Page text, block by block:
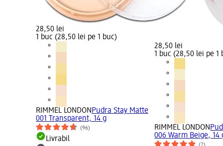
28,50 lei
1 buc (28,50 lei pe 1 buc)
RIMMEL LONDON Pudra Stay Matte
001 Transparent, 14 g
(96)
Livrabil
28,50 lei
1 buc (28,50 lei pe 1
RIMMEL LONDON
006 Warm Beige, 14